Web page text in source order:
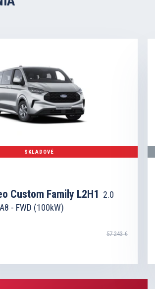
SKLADOVÉ
Custom Family L2H1 2.0
- FWD (100kW)
57 243 €